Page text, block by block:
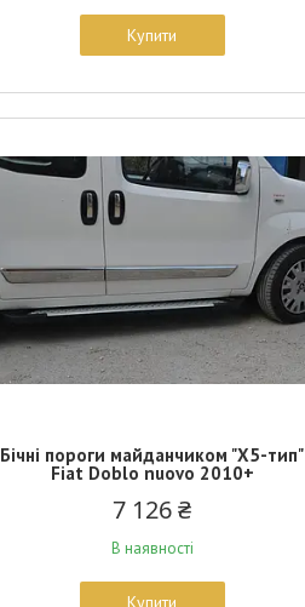
Купити
Бічні пороги майданчиком "Х5-тип"
Fiat Doblo nuovo 2010+
7 126 ₴
В наявності
Купити